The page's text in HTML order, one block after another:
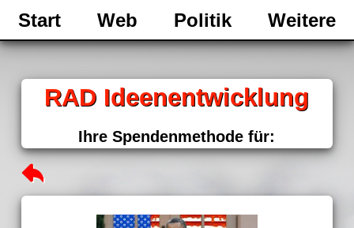
Start Web Politik Weitere
RAD Ideenentwicklung
Ihre Spendenmethode für: